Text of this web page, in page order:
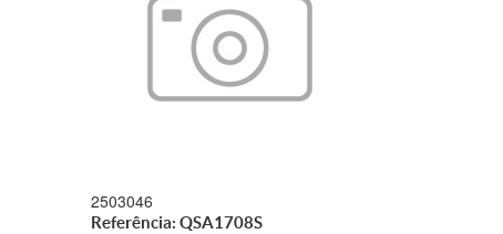
2503046
Referência: QSA1708S